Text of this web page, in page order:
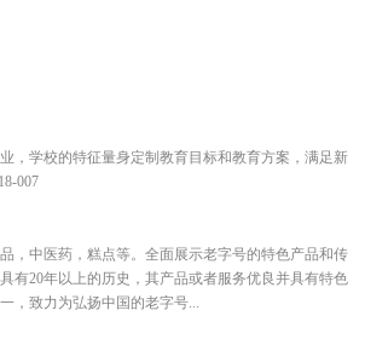
，学校的特征量身定制教育目标和教育方案，满足新
007
，中医药，糕点等。全面展示老字号的特色产品和传
有20年以上的历史，其产品或者服务优良并具有特色
，致力为弘扬中国的老字号...